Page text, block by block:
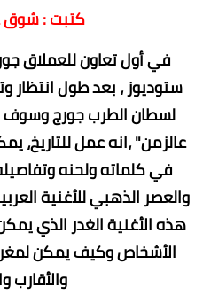
كتبت : شوق
في أول تعاون للعملاق
ستوديوز ، بعد طول انتظار
لسطان الطرب جورج وسوف
عالزمن" ،انه عمل للتاريخ،
في كلماته ولحنه
والعصر الذهبي للأغنية
هذه الأغنية الغدر الذي
الأشخاص وكيف يمكن
والأقارب